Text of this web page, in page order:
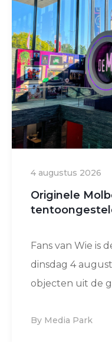
4 augustus 2026
Originele
Fans van Wie is
dinsdag 4
objecten uit de
By Media Park